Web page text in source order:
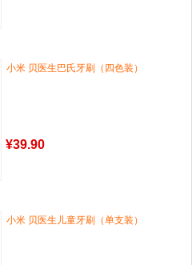
小米 贝医生巴氏牙刷（四色装）
¥39.90
小米 贝医生儿童牙刷（单支装）